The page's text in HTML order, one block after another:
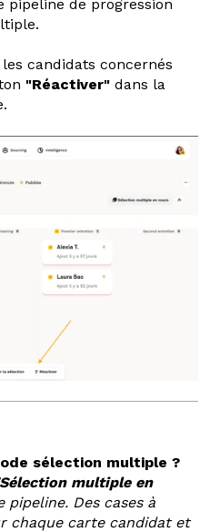
pipeline de progression
candidats concernés
"Réactiver" dans la
sélection multiple ?
multiple en
Des cases à
chaque carte candidat et